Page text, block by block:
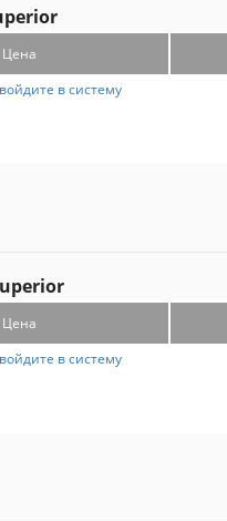
Цена
войдите в систему
Цена
войдите в систему